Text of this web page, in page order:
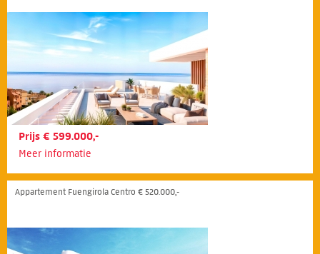
Prijs € 599.000,-
Meer informatie
Appartement Fuengirola Centro € 520.000,-